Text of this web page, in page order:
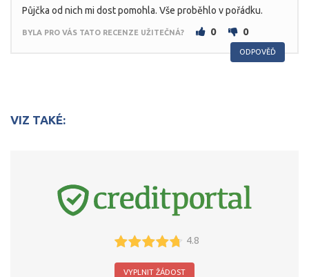
Půjčka od nich mi dost pomohla. Vše proběhlo v pořádku.
BYLA PRO VÁS TATO RECENZE UŽITEČNÁ? 0 0
ODPOVĚĎ
VIZ TAKÉ:
4.8
VYPLNIT ŽÁDOST